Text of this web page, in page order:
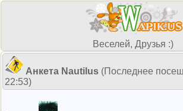
Веселей, Друзья :)
Анкета Nautilus (Последнее
22:53)